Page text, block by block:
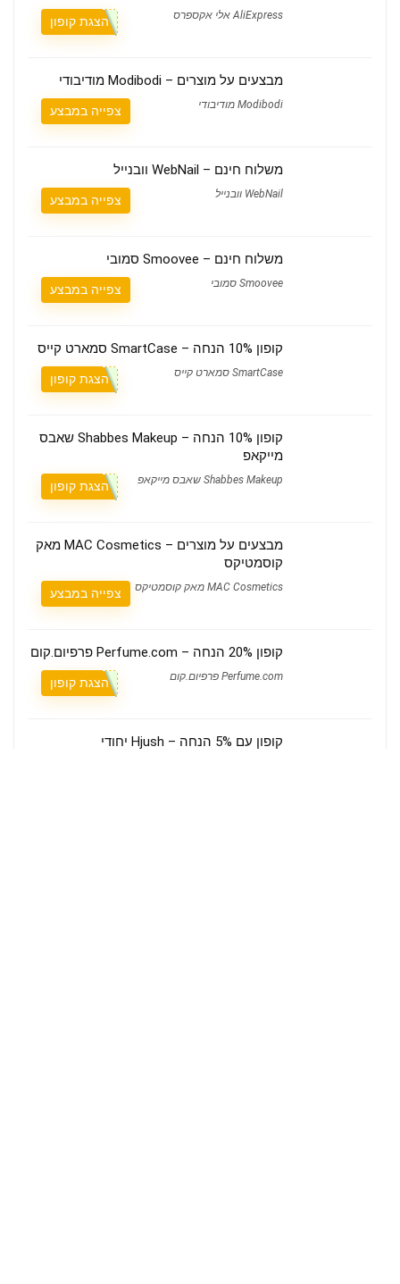
AliExpress אלי אקספרס הצגת קופון
מבצעים על מוצרים – Modibodi מודיבודי
Modibodi מודיבודי צפייה במבצע
משלוח חינם – WebNail וובנייל
WebNail וובנייל צפייה במבצע
משלוח חינם – Smoovee סמובי
Smoovee סמובי צפייה במבצע
קופון 10% הנחה – SmartCase סמארט קייס
SmartCase סמארט קייס הצגת קופון
קופון 10% הנחה – Shabbes Makeup שאבס
מייקאפ
Shabbes Makeup שאבס מייקאפ הצגת קופון
מבצעים על מוצרים – MAC Cosmetics מאק
קוסמטיקס
MAC Cosmetics מאק קוסמטיקס צפייה במבצע
קופון 20% הנחה – Perfume.com פרפיום.קום
Perfume.com פרפיום.קום הצגת קופון
קופון עם 5% הנחה – Hjush יחודי